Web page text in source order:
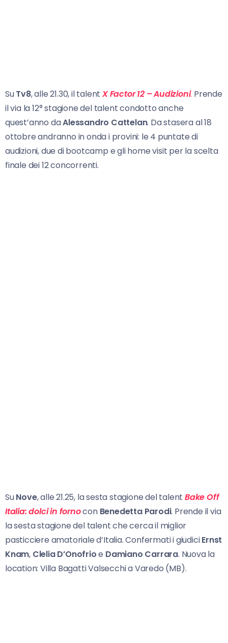
SuTv8, alle 21.30, il talent X Factor 12 – Audizioni. Prende
il via la 12° stagione del talent condotto anche
quest’anno daAlessandro Cattelan. Da stasera al 18
ottobre andranno in onda i provini: le 4 puntate di
audizioni, due di bootcamp e gli home visit per la scelta
finale dei 12 concorrenti.
SuNove, alle 21.25, la sesta stagione del talent Bake Off
Italia: dolci in fornocon Benedetta Parodi. Prende il via
la sesta stagione del talent che cerca il miglior
pasticciere amatoriale d’Italia. Confermati i giudiciErnst
Knam, Clelia D’Onofrioe Damiano Carrara. Nuova la
location: Villa Bagatti Valsecchi a Varedo (MB).